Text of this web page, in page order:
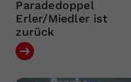
Paradedoppel
Erler/Miedler ist
zurück